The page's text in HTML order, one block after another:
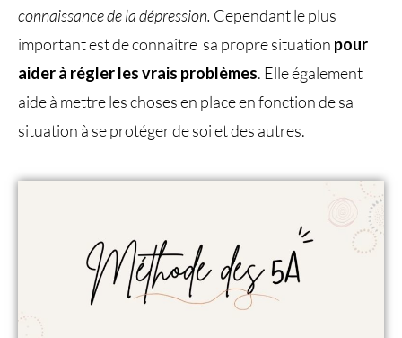
connaissance de la dépression. Cependant le plus
important est de connaître sa propre situation pour
aider à régler les vrais problèmes. Elle également
aide à mettre les choses en place en fonction de sa
situation à se protéger de soi et des autres.